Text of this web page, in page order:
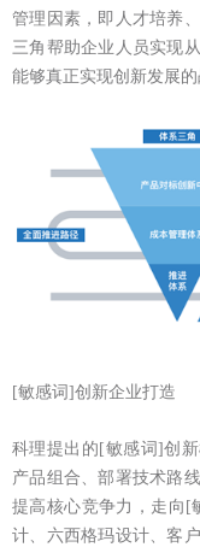
管理因素，即人才培养
三角帮助企业人员实现
能够真正实现创新发展的
[敏感词]创新企业打造
科理提出的[敏感词]创
产品组合、部署技术路
提高核心竞争力，走向[
计、六西格玛设计、客